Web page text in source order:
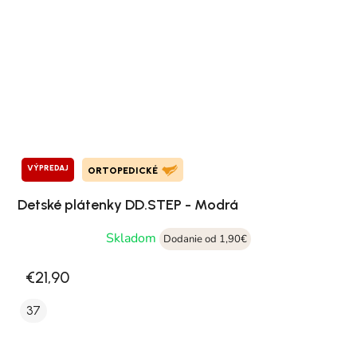
VÝPREDAJ ORTOPEDICKÉ
Detské plátenky DD.STEP - Modrá
Skladom
Dodanie od 1,90€
€21,90
37